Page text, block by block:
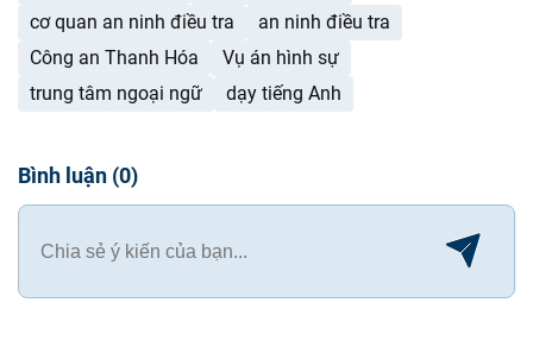
cơ quan an ninh điều tra
an ninh điều tra
Công an Thanh Hóa
Vụ án hình sự
trung tâm ngoại ngữ
dạy tiếng Anh
Bình luận (0)